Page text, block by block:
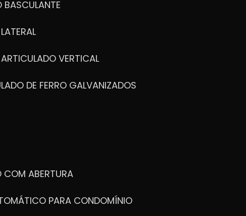
BASCULANTE
ARTICULADO VERTICAL
DE FERRO GALVANIZADOS
COM ABERTURA
PARA CONDOMÍNIO